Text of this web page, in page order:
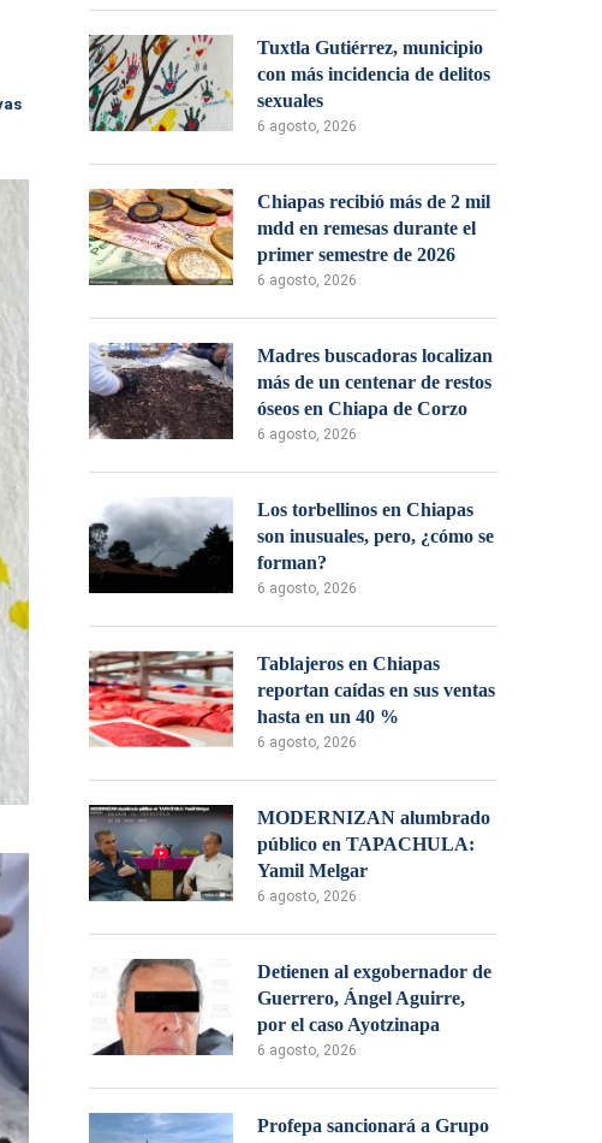
Tuxtla Gutiérrez, municipio
con más incidencia de delitos
sexuales
6 agosto, 2026
Chiapas recibió más de 2 mil
mdd en remesas durante el
primer semestre de 2026
6 agosto, 2026
Madres buscadoras localizan
más de un centenar de restos
óseos en Chiapa de Corzo
6 agosto, 2026
Los torbellinos en Chiapas
son inusuales, pero, ¿cómo se
forman?
6 agosto, 2026
Tablajeros en Chiapas
reportan caídas en sus ventas
hasta en un 40 %
6 agosto, 2026
MODERNIZAN alumbrado
público en TAPACHULA:
Yamil Melgar
6 agosto, 2026
Detienen al exgobernador de
Guerrero, Ángel Aguirre,
por el caso Ayotzinapa
6 agosto, 2026
Profepa sancionará a Grupo